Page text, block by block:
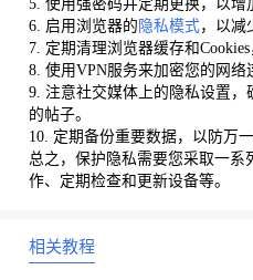
5. 使用强密码并定期更换，以增
6. 启用浏览器的 隐私模式，以减
7. 定期清理浏览器缓存和Cookies
8. 使用VPN服务来加密您的网络
9. 注意社交媒体上的隐私设置
的帖子。
10. 定期备份重要数据，以防万
总之，保护隐私需要您采取一
作、定期检查和更新设备等。
相关教程